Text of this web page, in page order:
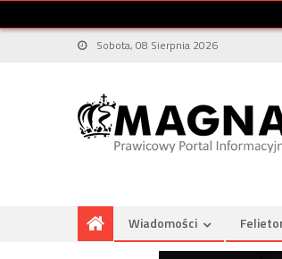
Sobota, 08 Sierpnia 2026
Wiadomości